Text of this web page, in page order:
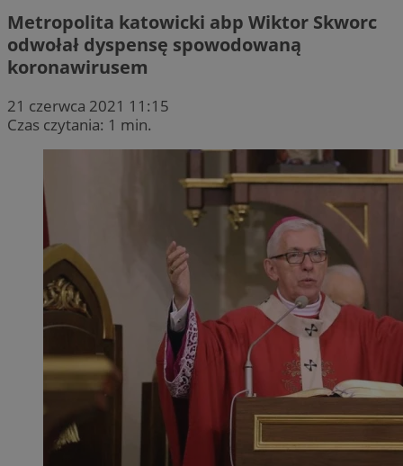
Metropolita katowicki abp Wiktor Skworc
odwołał dyspensę spowodowaną
koronawirusem
21 czerwca 2021 11:15
Czas czytania: 1 min.